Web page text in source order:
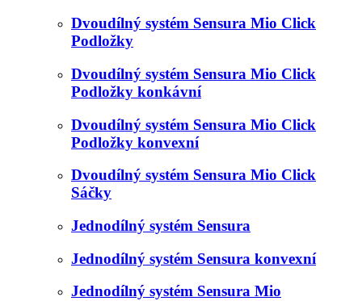
Dvoudílný systém Sensura Mio Click
Podložky
Dvoudílný systém Sensura Mio Click
Podložky konkávní
Dvoudílný systém Sensura Mio Click
Podložky konvexní
Dvoudílný systém Sensura Mio Click
Sáčky
Jednodílný systém Sensura
Jednodílný systém Sensura konvexní
Jednodílný systém Sensura Mio